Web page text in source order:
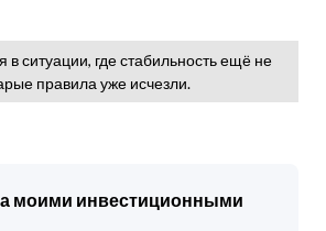
в ситуации, где стабильность ещё не
правила уже исчезли.
моими инвестиционными